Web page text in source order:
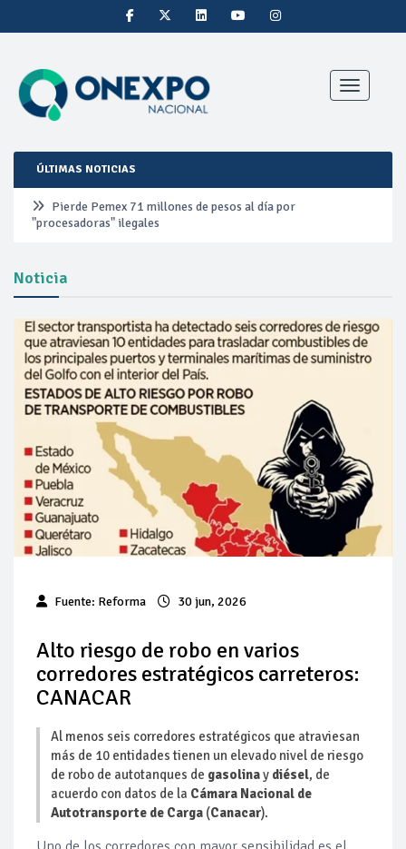
Toggle
ÚLTIMAS NOTICIAS
Pierde Pemex 71 millones de pesos al día por
"procesadoras" ilegales
Pacto dispara 83% ventas diésel Pemex
Incertidumbre regulatoria pone a prueba las inversiones de
las Estaciones de Servicio familiares
Precio del diésel comprime el margen de las gasolineras: se
espera estabilización del mercado
Baja 5% más el precio internacional del crudo por posible
acuerdo de paz
Aumentan 83% ventas de diésel Pemex: PetroIntelligence
Aumenta la producción de hidrocarburos de Pemex; aún
está lejos de la meta
Medio Oriente
Así comienza un nuevo mes para los combustibles
Cautela en el mercado por conversaciones Irán-Omán
Noticia
Fuente: Reforma 30 jun, 2026
Alto riesgo de robo en varios
corredores estratégicos carreteros:
CANACAR
Al menos seis corredores estratégicos que atraviesan
más de 10 entidades tienen un elevado nivel de riesgo
de robo de autotanques de gasolinay diésel, de
acuerdo con datos de la Cámara Nacional de
Autotransporte de Carga (Canacar).